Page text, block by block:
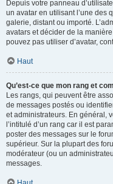
Depuis votre panneau
un avatar en utilisant l’une des
galerie, distant ou importé.
avatars et décider de la
pouvez pas utiliser d’avatar,
Haut
Qu’est-ce que mon rang et
Les rangs, qui peuvent être
de messages postés ou
et administrateurs. En général,
l’intitulé d’un rang car il est
poster des messages sur le
supérieur. Sur la plupart des
modérateur (ou un
messages.